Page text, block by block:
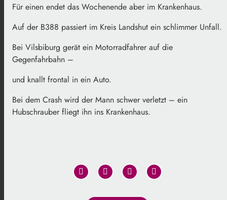
Für einen endet das Wochenende aber im Krankenhaus.
Auf der B388 passiert im Kreis Landshut ein schlimmer Unfall.
Bei Vilsbiburg gerät ein Motorradfahrer auf die
Gegenfahrbahn –
und knallt frontal in ein Auto.
Bei dem Crash wird der Mann schwer verletzt – ein
Hubschrauber fliegt ihn ins Krankenhaus.